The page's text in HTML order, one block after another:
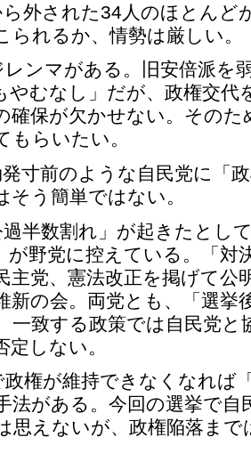
ら外された34人のほとんど
られるか、情勢は厳しい。
ンマがある。旧安倍派を
やむなし」だが、政権交代
確保が欠かせない。そのた
もらいたい。
発寸前のような自民党に「
そう簡単ではない。
半数割れ」が起きたとし
が野党に控えている。「
主党、憲法改正を掲げて公
新の会。両党とも、「選挙
一致する政策では自民党と
定しない。
政権が維持できなくなれば
法がある。今回の選挙で自
思えないが、政権陥落ま